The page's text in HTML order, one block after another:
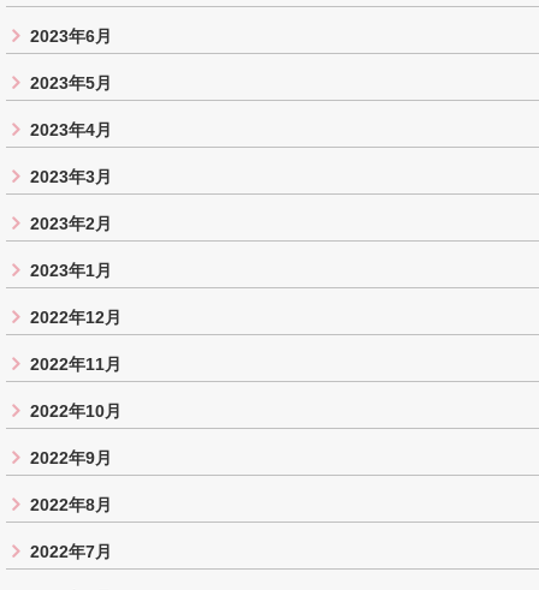
2023年6月
2023年5月
2023年4月
2023年3月
2023年2月
2023年1月
2022年12月
2022年11月
2022年10月
2022年9月
2022年8月
2022年7月